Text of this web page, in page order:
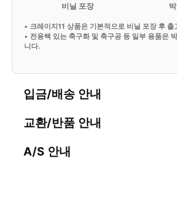
비닐 포장
• 크레이지11 상품은 기본적으로 비닐 포장 후 출
• 전용쌕 있는 축구화 및 축구공 등 일부 용품은
니다.
입금/배송 안내
교환/반품 안내
A/S 안내